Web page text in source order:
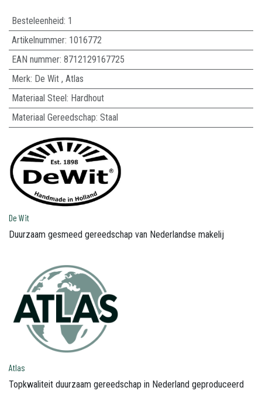
Besteleenheid: 1
Artikelnummer: 1016772
EAN nummer: 8712129167725
Merk: De Wit, Atlas
Materiaal Steel: Hardhout
Materiaal Gereedschap: Staal
De Wit
Duurzaam gesmeed gereedschap van Nederlandse makelij
Atlas
Topkwaliteit duurzaam gereedschap in Nederland geproduceerd